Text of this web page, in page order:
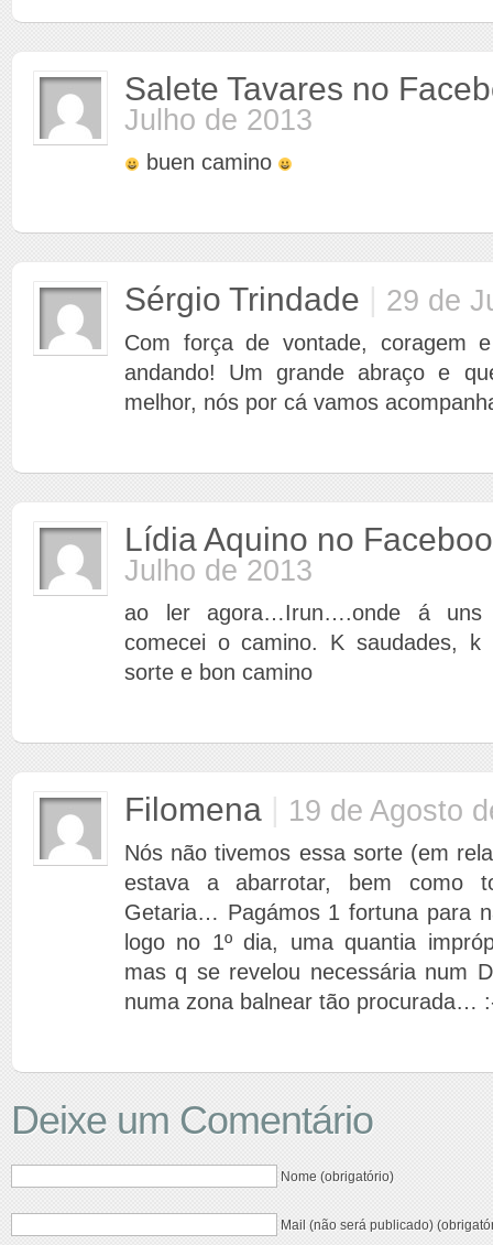
Salete Tavares no
Julho de 2013
buen camino
Sérgio Trindade | 29 de
Com força de vontade, coragem
andando! Um grande abraço e
melhor, nós por cá vamos
Lídia Aquino no
Julho de 2013
ao ler agora…Irun….onde á uns
comecei o camino. K saudades, k
sorte e bon camino
Filomena | 19 de Agosto
Nós não tivemos essa sorte (em
estava a abarrotar, bem como
Getaria… Pagámos 1 fortuna para
logo no 1º dia, uma quantia
mas q se revelou necessária num
numa zona balnear tão procurada…
Deixe um Comentário
Nome (obrigatório)
Mail (não será publicado)